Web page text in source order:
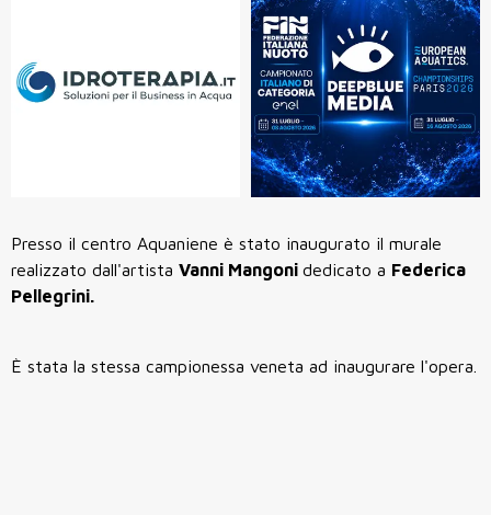
Presso il centro Aquaniene è stato inaugurato il murale
realizzato dall'artista Vanni Mangoni dedicato a Federica
Pellegrini.
È stata la stessa campionessa veneta ad inaugurare l'opera.